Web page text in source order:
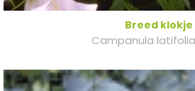
Breed klokje
Campanula